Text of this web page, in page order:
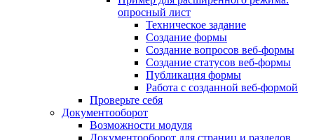
опросный лист
Техническое задание
Создание формы
Создание вопросов веб-формы
Создание статусов веб-формы
Публикация формы
Работа с созданной веб-формой
Проверьте себя
Документооборот
Возможности модуля
Документооборот для страниц и разделов